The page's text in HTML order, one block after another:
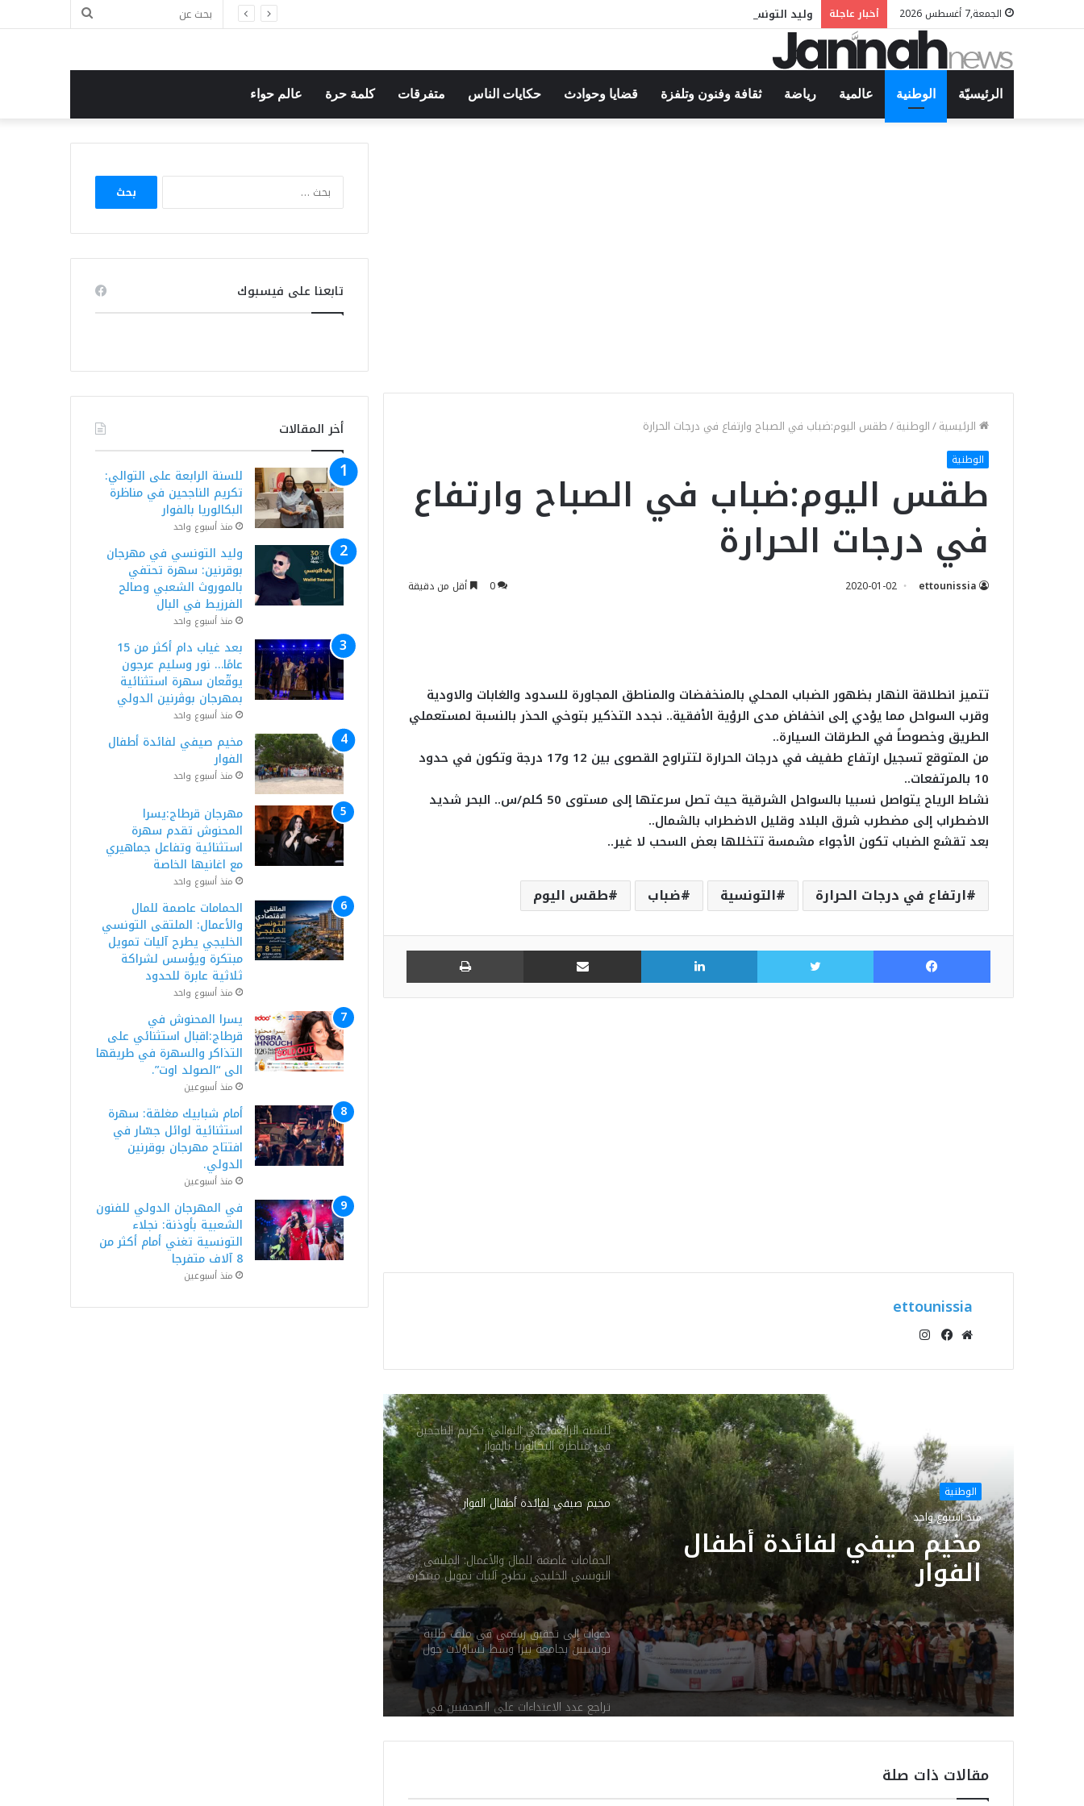
الجمعة,7 أغسطس 2026 أخبار عاجلة وليد التونسي في مهرجان بوقرنين: سهرة تحتفي بالموروث الشعبي وصالح الفرزيط في البال
بحث
الرئيسيّة الوطنية عالمية رياضة ثقافة وفنون وتلفزة قضايا وحوادث حكايات الناس متفرقات كلمة حرة عالم حواء
الرئيسية/الوطنية/طقس اليوم:ضباب في الصباح وارتفاع في درجات الحرارة
الوطنية
طقس اليوم:ضباب في الصباح وارتفاع
في درجات الحرارة
ettounissia
2020-01-02
0 أقل من دقيقة
تتميز انطلاقة النهار بظهور الضباب المحلي بالمنخفضات والمناطق المجاورة للسدود والغابات والاودية
وقرب السواحل مما يؤدي إلى انخفاض مدى الرؤية الأفقية.. نجدد التذكير بتوخي الحذر بالنسبة لمستعملي
الطريق وخصوصاً في الطرقات السيارة..
من المتوقع تسجيل ارتفاع طفيف في درجات الحرارة لتتراوح القصوى بين 12 و17 درجة وتكون في حدود
10 بالمرتفعات..
نشاط الرياح يتواصل نسبيا بالسواحل الشرقية حيث تصل سرعتها إلى مستوى 50 كلم/س.. البحر شديد
الاضطراب إلى مضطرب شرق البلاد وقليل الاضطراب بالشمال..
بعد تقشع الضباب تكون الأجواء مشمسة تتخللها بعض السحب لا غير..
ارتفاع في درجات الحرارة التونسية ضباب طقس اليوم
فيسبوك تويتر لينكدإن مشاركة عبر البريد طباعة
ettounissia
الويب
أقرأ التالي
الوطنية
منذ أسبوع واحد
مخيم صيفي لفائدة أطفال
الفوار
فيروس ‘هانتا’
للسنة الرابعة على التوالي: تكريم الناجحين
في مناظرة البكالوريا بالفوار
مخيم صيفي لفائدة أطفال الفوار
الحمامات عاصمة للمال والأعمال: الملتقى
التونسي الخليجي يطرح آليات تمويل مبتكرة
ويؤسس لشراكة ثلاثية عابرة للحدود
دعوات إلى تحقيق رسمي في ملف طلبة
تونسيين بجامعة بيزا وسط تساؤلات حول
الإجراءات الإدارية
تراجع عدد الاعتداءات على الصحفيين في
ماي 2026 مؤشرات إيجابية نسبيا وسط
استمرار إشكالات بنيوية
و”شهيلي”في هذه المناطق
مقالات ذات صلة
البحث
تابعنا على فيسبوك
أخر المقالات
للسنة الرابعة على التوالي:
تكريم الناجحين في مناظرة
البكالوريا بالفوار
منذ أسبوع واحد
وليد التونسي في مهرجان
بوقرنين: سهرة تحتفي
بالموروث الشعبي وصالح
الفرزيط في البال
منذ أسبوع واحد
بعد غياب دام أكثر من 15
عامًا… نور وسليم عرجون
يوقّعان سهرة استثنائية
بمهرجان بوڨرنين الدولي
منذ أسبوع واحد
مخيم صيفي لفائدة أطفال
الفوار
منذ أسبوع واحد
مهرجان قرطاج:يسرا
المحنوش تقدم سهرة
استثنائية وتفاعل جماهيري
مع اغانيها الخاصة
منذ أسبوع واحد
الحمامات عاصمة للمال
والأعمال: الملتقى التونسي
الخليجي يطرح آليات تمويل
مبتكرة ويؤسس لشراكة
ثلاثية عابرة للحدود
منذ أسبوع واحد
يسرا المحنوش في
قرطاج:اقبال استثنائي على
التذاكر والسهرة في طريقها
الى “الصولد اوت”.
منذ أسبوعين
أمام شبابيك مغلقة: سهرة
استثنائية لوائل جسّار في
افتتاح مهرجان بوقرنين
الدولي.
منذ أسبوعين
في المهرجان الدولي للفنون
الشعبية بأوذنة: نجلاء
التونسية تغني أمام أكثر من
8 آلاف متفرجا
منذ أسبوعين